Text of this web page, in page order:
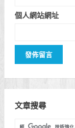
個人網站網址
文章搜尋